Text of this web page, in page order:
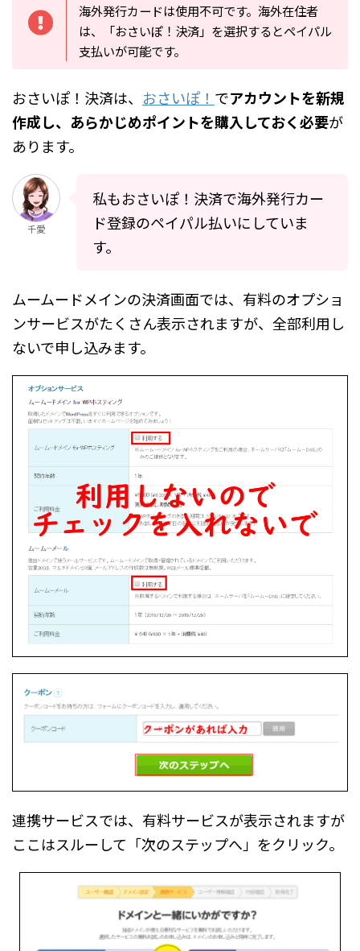
海外発行カードは使用不可です。海外在住者
は、「おさいぽ！決済」を選択するとペイパル
支払いが可能です。
おさいぽ！決済は、 おさいぽ！ でアカウントを新規
作成し、あらかじめポイントを購入しておく必要が
あります。
千愛
私もおさいぽ！決済で海外発行カー
ド登録のペイパル払いにしていま
す。
ムームードメインの決済画面では、有料のオプショ
ンサービスがたくさん表示されますが、全部利用し
ないで申し込みます。
連携サービスでは、有料サービスが表示されますが
ここはスルーして「次のステップへ」をクリック。